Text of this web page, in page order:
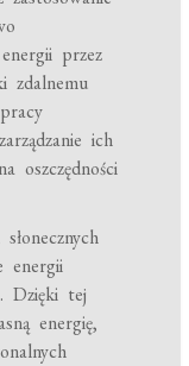
przez
zdalnemu
ich
oszczędności
energii
Dzięki tej
energię,